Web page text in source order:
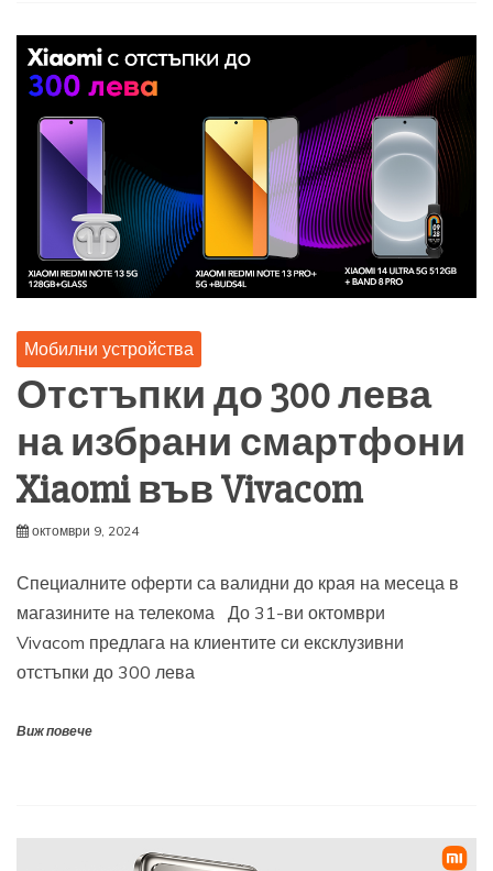
Мобилни устройства
Отстъпки до 300 лева
на избрани смартфони
Xiaomi във Vivacom
октомври 9, 2024
Специалните оферти са валидни до края на месеца в
магазините на телекома До 31-ви октомври
Vivacom предлага на клиентите си ексклузивни
отстъпки до 300 лева
Виж повече